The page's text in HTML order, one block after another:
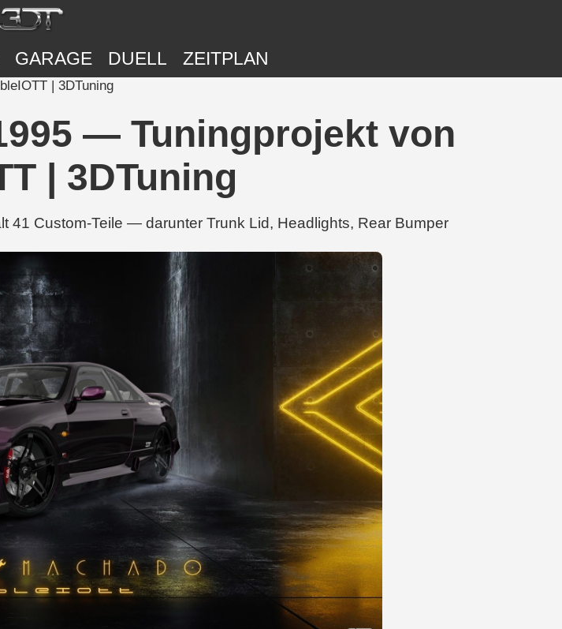
GARAGE DUELL ZEITPLAN
| 3DTuning
— Tuningprojekt von
| 3DTuning
41 Custom-Teile — darunter Trunk Lid, Headlights, Rear Bumper